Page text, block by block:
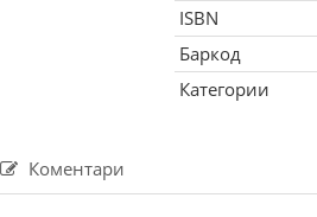
ISBN
Баркод
Категории
Коментари